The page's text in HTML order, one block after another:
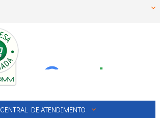
CENTRAL DE ATENDIMENTO